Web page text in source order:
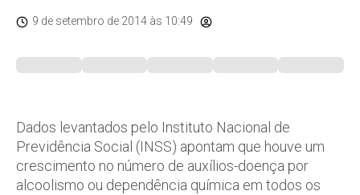
9 de setembro de 2014 às 10:49
Dados levantados pelo Instituto Nacional de
Previdência Social (INSS) apontam que houve um
crescimento no número de auxílios-doença por
alcoolismo ou dependência química em todos os